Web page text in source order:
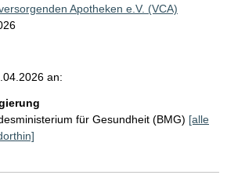
Apotheken e.V. (VCA)
an:
für Gesundheit (BMG) [alle